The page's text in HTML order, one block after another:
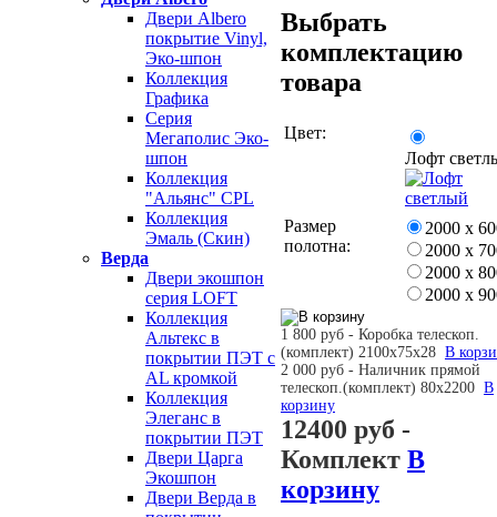
Двери Albero
покрытие Vinyl,
Эко-шпон
Коллекция
Графика
Серия
Мегаполис Эко-
шпон
Коллекция
"Альянс" CPL
Коллекция
Эмаль (Скин)
Верда
Двери экошпон
серия LOFT
Коллекция
Альтекс в
покрытии ПЭТ с
AL кромкой
Коллекция
Элеганс в
покрытии ПЭТ
Двери Царга
Экошпон
Двери Верда в
Выбрать
комплектацию
товара
Цвет:
Лофт
Размер
полотна:
2000 х
2000 х
2000 х
2000 х
1 800 руб - Коробка телескоп.
(комплект) 2100х75х28 В
2 000 руб - Наличник прямой
телескоп.(комплект) 80х2200 В
корзину
12400 руб -
Комплект В
корзину